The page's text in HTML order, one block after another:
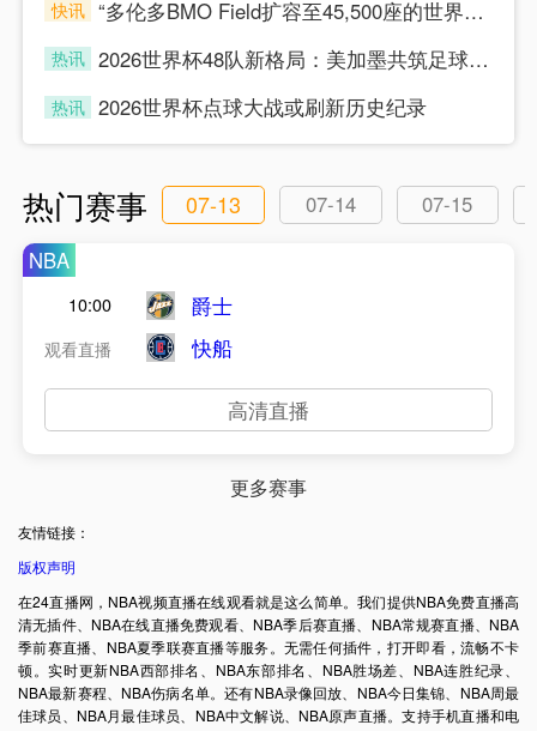
快讯
“多伦多BMO Field扩容至45,500座的世界杯声场适配性仿真分析（2026）”
热讯
2026世界杯48队新格局：美加墨共筑足球盛宴，北美势力版图全面重构
热讯 2026世界杯点球大战或刷新历史纪录
热门赛事 07-13 07-14
07-15
NBA
10:00
观看直播
爵士
快船
高清直播
更多赛事
友情链接：
版权声明
在24直播网，NBA视频直播在线观看就是这么简单。我们提供NBA免费直播高
清无插件、NBA在线直播免费观看、NBA季后赛直播、NBA常规赛直播、NBA
季前赛直播、NBA夏季联赛直播等服务。无需任何插件，打开即看，流畅不卡
顿。实时更新NBA西部排名、NBA东部排名、NBA胜场差、NBA连胜纪录、
NBA最新赛程、NBA伤病名单。还有NBA录像回放、NBA今日集锦、NBA周最
佳球员、NBA月最佳球员、NBA中文解说、NBA原声直播。支持手机直播和电